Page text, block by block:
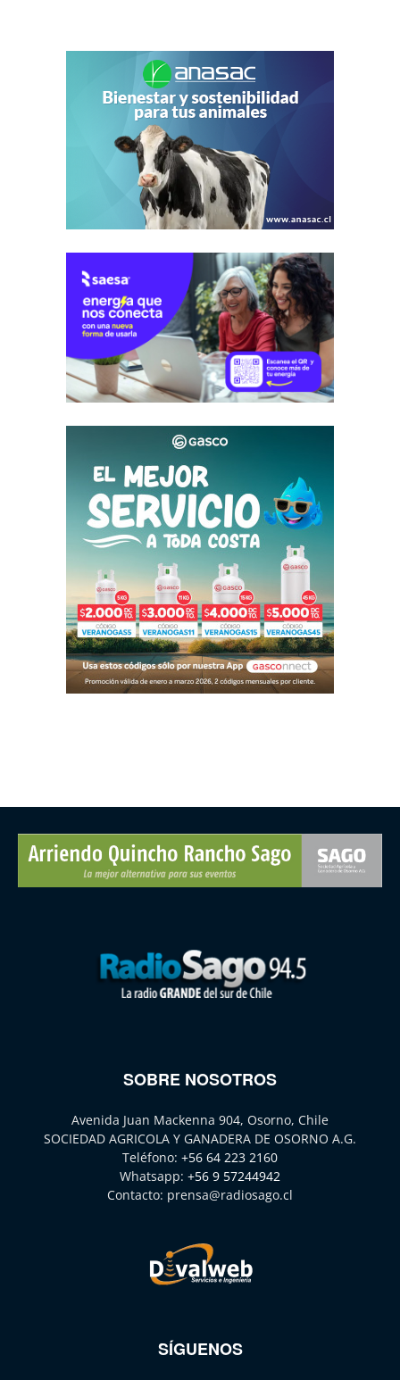
SOBRE NOSOTROS
Avenida Juan Mackenna 904, Osorno, Chile
SOCIEDAD AGRICOLA Y GANADERA DE OSORNO A.G.
Teléfono: +56 64 223 2160
Whatsapp: +56 9 57244942
Contacto: prensa@radiosago.cl
SÍGUENOS